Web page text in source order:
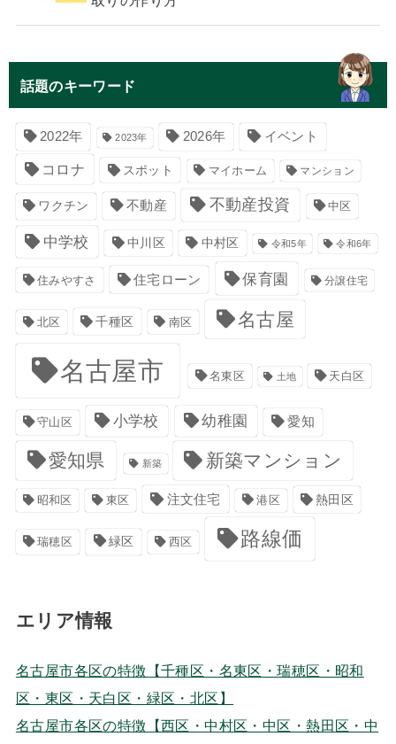
話題のキーワード
2022年 2023年 2026年 イベント
コロナ スポット マイホーム マンション
ワクチン 不動産 不動産投資 中区
中学校 中川区 中村区 令和5年 令和6年
住みやすさ 住宅ローン 保育園 分譲住宅
北区 千種区 南区 名古屋
名古屋市 名東区 土地 天白区
守山区 小学校 幼稚園 愛知
愛知県 新築 新築マンション
昭和区 東区 注文住宅 港区 熱田区
瑞穂区 緑区 西区 路線価
エリア情報
名古屋市各区の特徴【千種区・名東区・瑞穂区・昭和
区・東区・天白区・緑区・北区】
名古屋市各区の特徴【西区・中村区・中区・熱田区・中